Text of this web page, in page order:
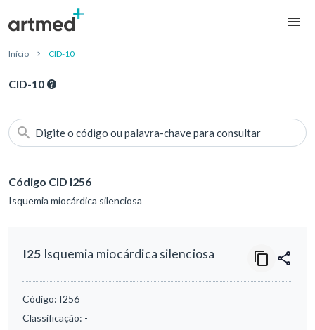
Início CID-10
CID-10
Digite o código ou palavra-chave para consultar
Código CID I256
Isquemia miocárdica silenciosa
I25 Isquemia miocárdica silenciosa
Código: I256
Classificação: -